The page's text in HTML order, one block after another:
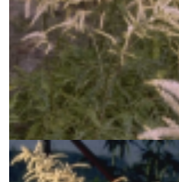
Geitenbaard
Aruncus dioicus